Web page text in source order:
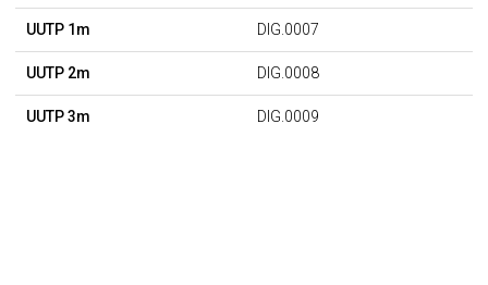
UUTP 1m DIG.0007
UUTP 2m DIG.0008
UUTP 3m DIG.0009